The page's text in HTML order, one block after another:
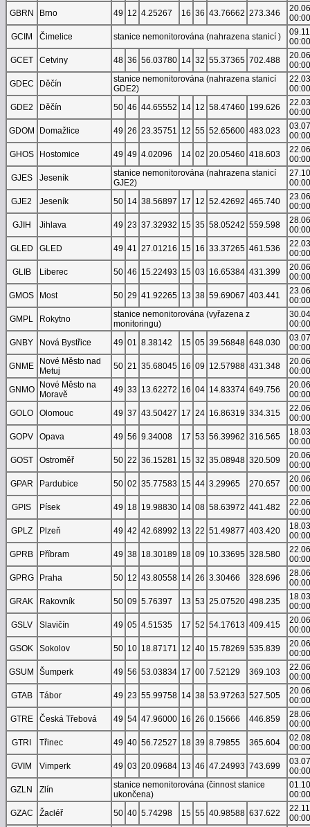
GBRN
Brno 49 12 4.25267 16 36 43.76662 273.346
00:00
GCIM
Čimelice stanice nemonitorována (nahrazena stanicí )
00:00
GCET
Cetviny 48 36 56.03780 14 32 55.37365 702.488
00:00
GDEC
Děčín
stanice nemonitorována (nahrazena stanicí
GDE2)
00:00
GDE2
Děčín 50 46 44.65552 14 12 58.47460 199.626
00:00
GDOM
Domažlice 49 26 23.35751 12 55 52.65600 483.023
00:00
GHOS
Hostomice 49 49 4.02096 14 02 20.05460 418.603
00:00
GJES
Jeseník
stanice nemonitorována (nahrazena stanicí
GJE2)
00:00
GJE2
Jeseník 50 14 38.56897 17 12 52.42692 465.740
00:00
GJIH
Jihlava 49 23 37.32932 15 35 58.05242 559.598
00:00
GLED
GLED 49 41 27.01216 15 16 33.37265 461.536
00:00
GLIB
Liberec 50 46 15.22493 15 03 16.65384 431.399
00:00
GMOS
Most 50 29 41.92265 13 38 59.69067 403.441
00:00
GMPL
Rokytno
stanice nemonitorována (vyřazena z
monitoringu)
00:00
GNBY
Nová Bystřice 49 01 8.38142 15 05 39.56848 648.030
00:00
GNME
Nové Město nad
Metuj
50 21 35.68045 16 09 12.57988 431.348
00:00
GNMO
Nové Město na
Moravě
49 33 13.62272 16 04 14.83374 649.756
00:00
GOLO
Olomouc 49 37 43.50427 17 24 16.86319 334.315
00:00
GOPV
Opava 49 56 9.34008 17 53 56.39962 316.565
00:00
GOST
Ostroměř 50 22 36.15281 15 32 35.08948 320.509
00:00
GPAR
Pardubice 50 02 35.77583 15 44 3.29965 270.657
00:00
GPIS
Písek 49 18 19.98830 14 08 58.63972 441.482
00:00
GPLZ
Plzeň 49 42 42.68992 13 22 51.49877 403.420
00:00
GPRB
Příbram 49 38 18.30189 18 09 10.33695 328.580
00:00
GPRG
Praha 50 12 43.80558 14 26 3.30466 328.696
00:00
GRAK
Rakovník 50 09 5.76397 13 53 25.07520 498.235
00:00
GSLV
Slavičín 49 05 4.51535 17 52 54.17613 409.415
00:00
GSOK
Sokolov 50 10 18.87171 12 40 15.78269 535.839
00:00
GSUM
Šumperk 49 56 53.03834 17 00 7.52129 369.103
00:00
GTAB
Tábor 49 23 55.99758 14 38 53.97263 527.505
00:00
GTRE
Česká Třebová 49 54 47.96000 16 26 0.15666 446.859
00:00
GTRI
Třinec 49 40 56.72527 18 39 8.79855 365.604
00:00
GVIM
Vimperk 49 03 20.09684 13 46 47.24993 743.699
00:00
GZLN
Zlín
stanice nemonitorována (činnost stanice
ukončena)
00:00
GZAC
Žacléř 50 40 5.74298 15 55 40.98588 637.622
00:00